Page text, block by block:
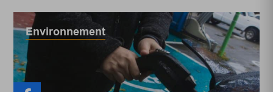
Environnement